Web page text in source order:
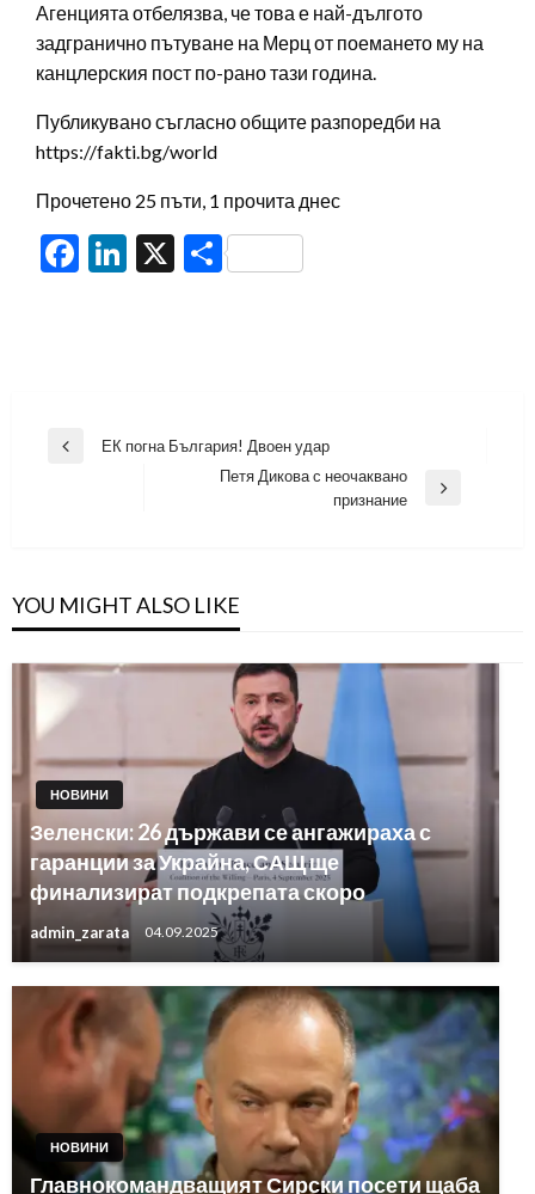
Агенцията отбелязва, че това е най-дългото
задгранично пътуване на Мерц от поемането му на
канцлерския пост по-рано тази година.
Публикувано съгласно общите разпоредби на
https://fakti.bg/world
Прочетено 25 пъти, 1 прочита днес
Facebook
LinkedIn
X Share
Навигация
Previous
ЕК погна България! Двоен удар
Петя Дикова с неочаквано
признание
YOU MIGHT ALSO LIKE
НОВИНИ
Зеленски: 26 държави се ангажираха с
гаранции за Украйна, САЩ ще
финализират подкрепата скоро
admin_zarata 04.09.2025
НОВИНИ
Главнокомандващият Сирски посети щаба